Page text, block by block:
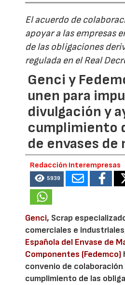
El acuerdo de
apoyar a las empresas
de las obligaciones
regulada en el Real
Genci y
unen para
divulgación y
cumplimiento
de envases de
Redacción Interempresas
5939
Genci, Scrap
comerciales e
Española del Envase de
Componentes (Fedemco)
convenio de
cumplimiento de las